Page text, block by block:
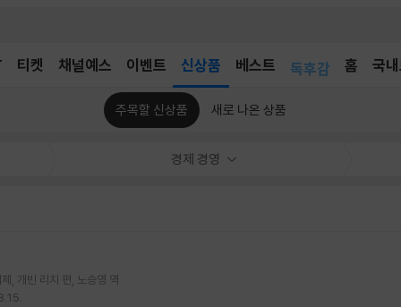
채널예스 이벤트 신상품 베스트
독후감
홈 국내
티켓
주목할 신상품 새로 나온 상품
경제 경영
개빈 리치 편 노승영 역